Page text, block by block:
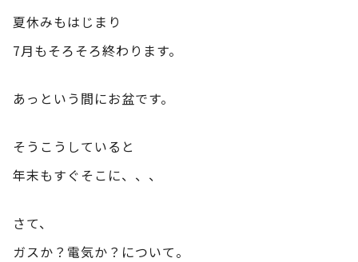
夏休みもはじまり
7月もそろそろ終わります。
あっという間にお盆です。
そうこうしていると
年末もすぐそこに、、、
さて、
ガスか？電気か？について。